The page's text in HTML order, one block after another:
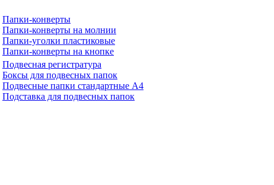
Папки-конверты
Папки-конверты на молнии
Папки-уголки пластиковые
Папки-конверты на кнопке
Подвесная регистратура
Боксы для подвесных папок
Подвесные папки стандартные А4
Подставка для подвесных папок